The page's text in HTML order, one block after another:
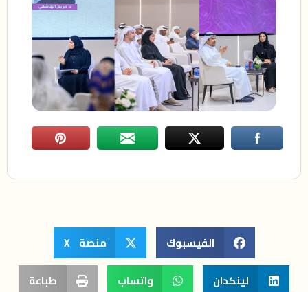
الفيسبوك
منصة X
لينكدان
واتساب طباعة